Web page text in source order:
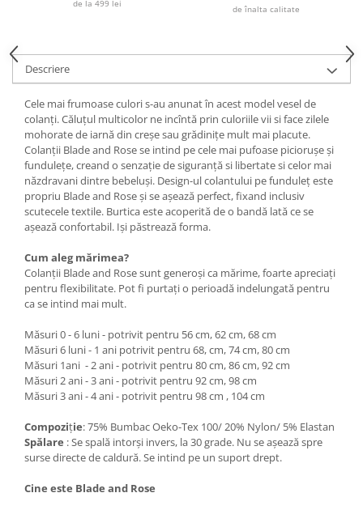
de la 499 lei de înalta calitate
Descriere
Cele mai frumoase culori s-au anunat în acest model vesel de
colanți. Căluțul multicolor ne incîntă prin culoriile vii si face zilele
mohorate de iarnă din creșe sau grădinițe mult mai placute.
Colanții Blade and Rose se intind pe cele mai pufoase piciorușe și
fundulețe, creand o senzație de siguranță si libertate si celor mai
năzdravani dintre bebeluși. Design-ul colantului pe funduleț este
propriu Blade and Rose și se așează perfect, fixand inclusiv
scutecele textile. Burtica este acoperită de o bandă lată ce se
așează confortabil. Iși păstrează forma.
Cum aleg mărimea?
Colanții Blade and Rose sunt generoși ca mărime, foarte apreciați
pentru flexibilitate. Pot fi purtați o perioadă indelungată pentru
ca se intind mai mult.
Măsuri 0 - 6 luni - potrivit pentru 56 cm, 62 cm, 68 cm
Măsuri 6 luni - 1 ani potrivit pentru 68, cm, 74 cm, 80 cm
Măsuri 1ani - 2 ani - potrivit pentru 80 cm, 86 cm, 92 cm
Măsuri 2 ani - 3 ani - potrivit pentru 92 cm, 98 cm
Măsuri 3 ani - 4 ani - potrivit pentru 98 cm , 104 cm
Compoziție: 75% Bumbac Oeko-Tex 100/ 20% Nylon/ 5% Elastan
Spălare : Se spală intorși invers, la 30 grade. Nu se așează spre
surse directe de caldură. Se intind pe un suport drept.
Cine este Blade and Rose